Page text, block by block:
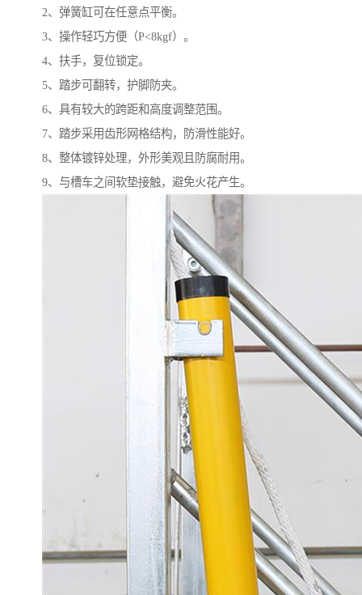
2、弹簧缸可在任意点平衡。
3、操作轻巧方便（P<8kgf）。
4、扶手，复位锁定。
5、踏步可翻转，护脚防夹。
6、具有较大的跨距和高度调整范围。
7、踏步采用齿形网格结构，防滑性能好。
8、整体镀锌处理，外形美观且防腐耐用。
9、与槽车之间软垫接触，避免火花产生。